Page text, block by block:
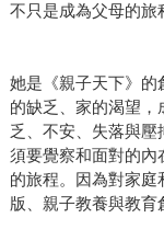
不只是成為父母的旅
她是《親子天下》的
的缺乏、家的渴望
乏、不安、失落與
須要覺察和面對的內
的旅程。因為對家庭
版、親子教養與教育